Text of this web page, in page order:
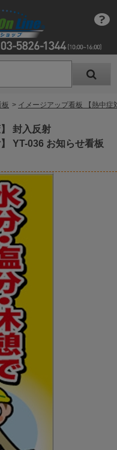
> イメージアップ看板 【熱中
封入反射
YT-036 お知らせ看板